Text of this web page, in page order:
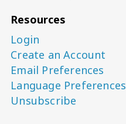
Resources
Login
Create an Account
Email Preferences
Language Preferences
Unsubscribe